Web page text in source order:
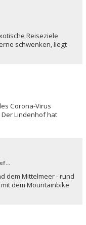
Reiseziele
schwenken, liegt
Corona-Virus
Lindenhof hat
dem Mittelmeer - rund
dem Mountainbike